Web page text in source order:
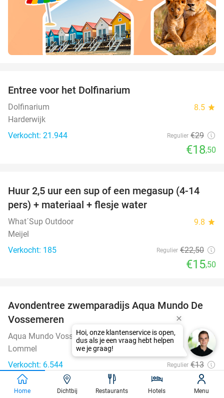
Entree voor het Dolfinarium
Dolfinarium 8.5 star
Harderwijk
Verkocht: 21.944
Regulier €29
€18,50
31%
Huur 2,5 uur een sup of een megasup (4-14
pers) + materiaal + flesje water
What´Sup Outdoor 9.8 star
Meijel
Verkocht: 185
Regulier €22,50
€15,50
15%
Avondentree zwemparadijs Aqua Mundo De
Vossemeren
Aqua Mundo Vossemeren 9.2star
Lommel
Verkocht: 6.544
Regulier €13
€11
favorite_border
Home Dichtbij Restaurants Hotels Menu